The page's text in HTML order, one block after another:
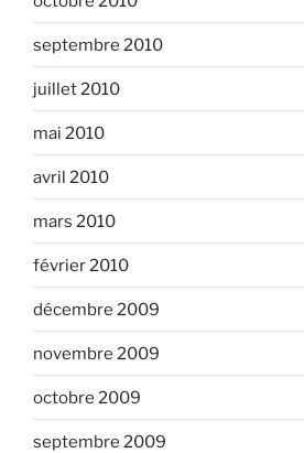
septembre 2010
juillet 2010
mai 2010
avril 2010
mars 2010
février 2010
décembre 2009
novembre 2009
octobre 2009
septembre 2009